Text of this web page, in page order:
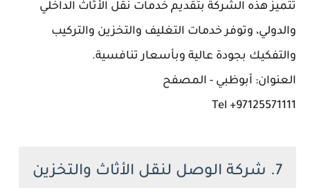
تتميز هذه الشركة بتقديم خدمات نقل الأثاث الداخلي
والدولي، وتوفر خدمات التغليف والتخزين والتركيب
والتفكيك بجودة عالية وبأسعار تنافسية.
العنوان: أبوظبي - المصفح
97125571111+ Tel
7. شركة الوصل لنقل الأثاث والتخزين